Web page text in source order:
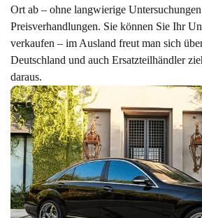
Ort ab – ohne langwierige
Preisverhandlungen. Sie können Sie Ihr
verkaufen – im Ausland freut man sich
Deutschland und auch Ersatzteilhändler
daraus.